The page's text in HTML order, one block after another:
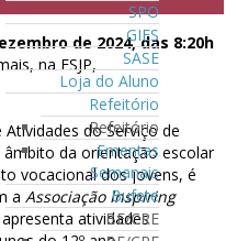
SPO
GIES
SASE
Loja do Aluno
Refeitório
Refeitório
Ementas
Semanais
Bufete
BE/CRE
de 2024, das 8:20h
na ESJP,
do Serviço de
âmbito da orientação escolar
vocacional dos jovens, é
a Associação Inspiring
atividades